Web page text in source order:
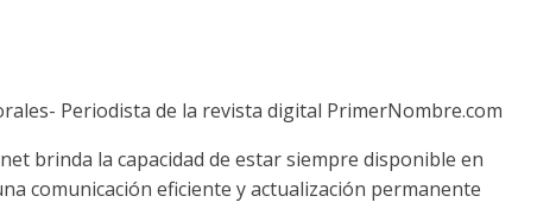
Periodista de la revista digital PrimerNombre.com
brinda la capacidad de estar siempre disponible en
comunicación eficiente y actualización permanente